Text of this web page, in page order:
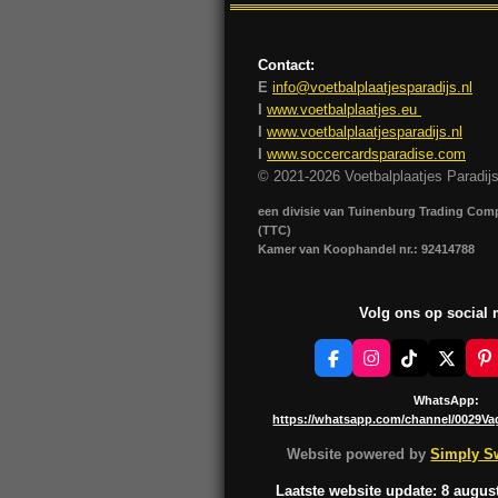
Contact:
E info@voetbalplaatjesparadijs.nl
www.voetbalplaatjes.eu
www.voetbalplaatjesparadijs.nl
www.soccercardsparadise.com
© 2021-2026 Voetbalplaatjes Paradijs
een divisie van Tuinenburg Trading
(TTC)
Kamer van Koophandel nr.: 92414788
Volg ons op social
F
a
e
b
o
o
I
n
t
a
g
r
T
k
T
o
k
X
P
i
t
e
r
e
WhatsApp:
https://whatsapp.com/channel/
Website powered bySimply
Laatste website update: 8